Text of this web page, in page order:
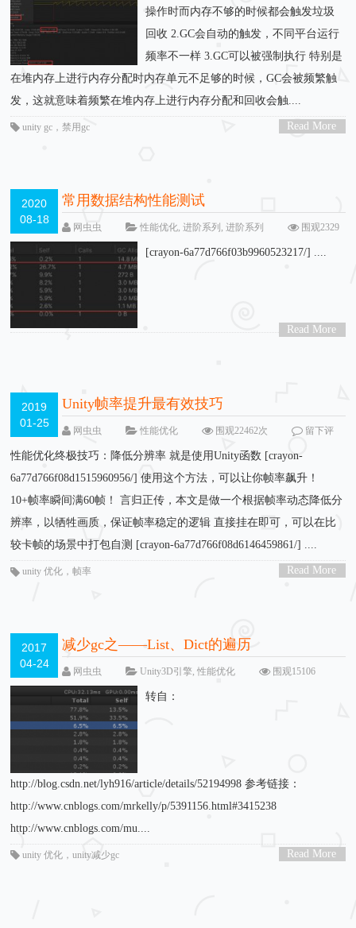
操作时而内存不够的时候都会触发垃圾
回收 2.GC会自动的触发，不同平台运行
频率不一样 3.GC可以被强制执行 特别是
在堆内存上进行内存分配时内存单元不足够的时候，GC会被频繁触
发，这就意味着频繁在堆内存上进行内存分配和回收会触....
Read More
unity gc ，禁用gc
2020
08-18
常用数据结构性能测试
网虫虫 性能优化,进阶系列 ,进阶系列
围观2329
次
留下评论
[crayon-6a77d766f03b9960523217/] ....
Read More
2019
01-25
Unity帧率提升最有效技巧
网虫虫 性能优化 围观22462次
留下评
性能优化终极技巧：降低分辨率 就是使用Unity函数 [crayon-
6a77d766f08d1515960956/] 使用这个方法，可以让你帧率飙升！
10+帧率瞬间满60帧！ 言归正传，本文是做一个根据帧率动态降低分
辨率，以牺牲画质，保证帧率稳定的逻辑 直接挂在即可，可以在比
较卡帧的场景中打包自测 [crayon-6a77d766f08d6146459861/] ....
Read More
unity 优化 ，帧率
2017
04-24
减少gc之——List、Dict的遍历
网虫虫 Unity3D引擎,性能优化
围观15106
次
3 条评论
转自：
http://blog.csdn.net/lyh916/article/details/52194998 参考链接：
http://www.cnblogs.com/mrkelly/p/5391156.html#3415238
http://www.cnblogs.com/mu....
Read More
unity 优化 ，unity减少gc